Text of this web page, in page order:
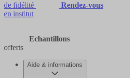
de fidélité
Rendez-vous
en institut
Echantillons
offerts
Aide & informations